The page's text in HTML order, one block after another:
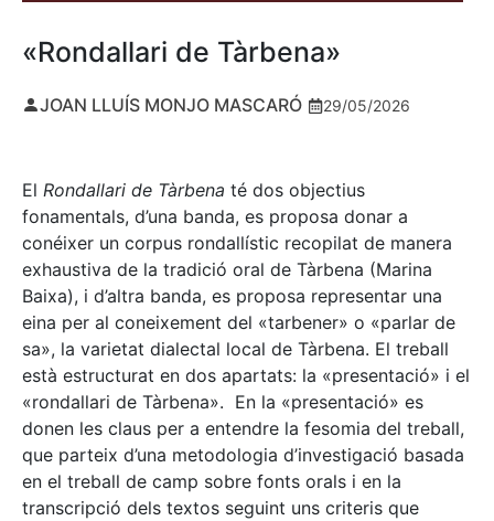
«Rondallari de Tàrbena»
JOAN LLUÍS MONJO MASCARÓ 29/05/2026
El Rondallari de Tàrbena té dos objectius
fonamentals, d’una banda, es proposa donar a
conéixer un corpus rondallístic recopilat de manera
exhaustiva de la tradició oral de Tàrbena (Marina
Baixa), i d’altra banda, es proposa representar una
eina per al coneixement del «tarbener» o «parlar de
sa», la varietat dialectal local de Tàrbena. El treball
està estructurat en dos apartats: la «presentació» i el
«rondallari de Tàrbena». En la «presentació» es
donen les claus per a entendre la fesomia del treball,
que parteix d’una metodologia d’investigació basada
en el treball de camp sobre fonts orals i en la
transcripció dels textos seguint uns criteris que